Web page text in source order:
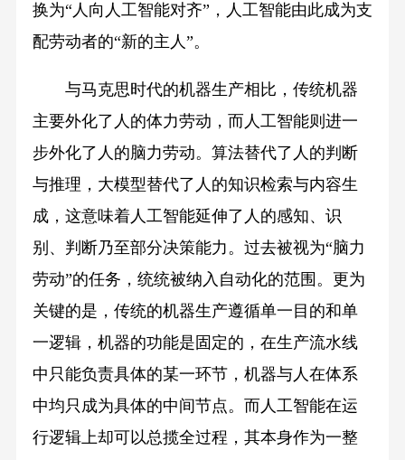
换为“人向人工智能对齐”，人工智能由此成为支
配劳动者的“新的主人”。
与马克思时代的机器生产相比，传统机器
主要外化了人的体力劳动，而人工智能则进一
步外化了人的脑力劳动。算法替代了人的判断
与推理，大模型替代了人的知识检索与内容生
成，这意味着人工智能延伸了人的感知、识
别、判断乃至部分决策能力。过去被视为“脑力
劳动”的任务，统统被纳入自动化的范围。更为
关键的是，传统的机器生产遵循单一目的和单
一逻辑，机器的功能是固定的，在生产流水线
中只能负责具体的某一环节，机器与人在体系
中均只成为具体的中间节点。而人工智能在运
行逻辑上却可以总揽全过程，其本身作为一整